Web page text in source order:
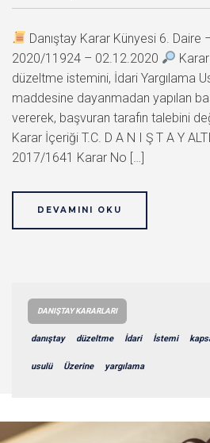
Danıştay Karar Künyesi 6.
2020/11924 – 02.12.2020
düzeltme istemini, İdari Yargılama
maddesine dayanmadan yapılan
vererek, başvuran tarafın talebini
Karar İçeriği T.C. D A N I Ş T A Y
2017/1641 Karar No […]
DEVAMINI OKU
DANIŞTAY KARARLARI
danıştay düzeltme İdari İstemi
usulü Üzerine yargılama